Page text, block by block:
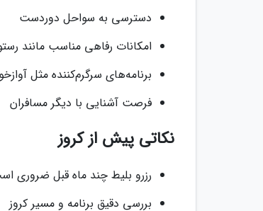
دسترسی به سواحل دوردست
امکانات رفاهی مناسب مانند
برنامه‌های سرگرم‌کننده مثل
فرصت آشنایی با دیگر مسافران
نکاتی پیش از کروز
رزرو بلیط چند ماه قبل ضروری
بررسی دقیق برنامه و مسیر کروز